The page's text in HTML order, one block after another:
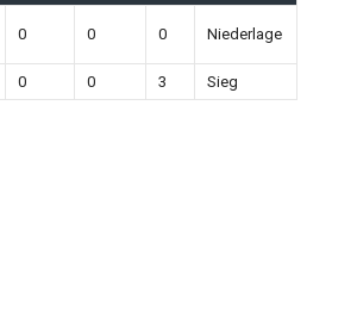
0 0 0 Niederlage
0 0 3 Sieg